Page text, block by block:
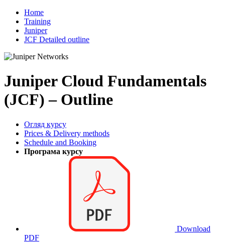
Home
Training
Juniper
JCF Detailed outline
Juniper Cloud Fundamentals
(JCF) – Outline
Огляд курсу
Prices & Delivery methods
Schedule and Booking
Програма курсу
Download
PDF